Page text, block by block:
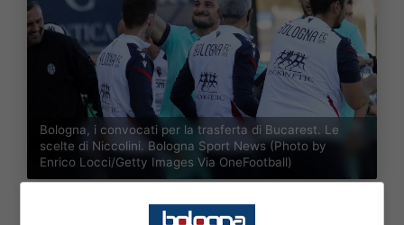
Bologna, i convocati per la trasferta di Bucarest. Le
scelte di Niccolini. Bologna Sport News (Photo by
Enrico Locci/Getty Images Via OneFootball)
Questo l’elenco dei convocati di Daniel